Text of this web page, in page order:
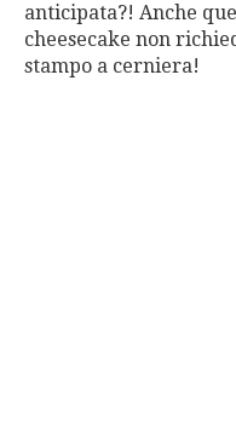
anticipata?! Anche
cheesecake non
stampo a cerniera!